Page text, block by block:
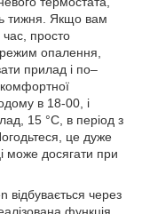
тижня. Якщо вам
час, просто
опалення,
прилад і по–
в 18-00, і
15 °C, в період з
це дуже
може досягати при
відбувається через
функція